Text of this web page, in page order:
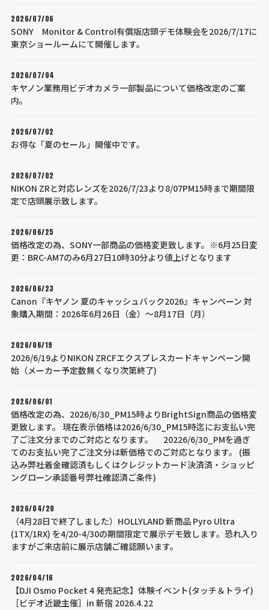
2026/07/06
SONY Monitor & Control有償版店頭デモ体験会を2026/7/17に
東京ショールームにて開催します。
2026/07/04
キヤノン業務用ビデオカメラ一部製品について価格改定のご案
内。
2026/07/02
お得な「夏のセール」開催中です。
2026/07/02
NIKON ZRと対応レンズを2026/7/23より8/07PM15時まで期間限
定で店頭展示致します。
2026/06/25
価格改定の為、SONY一部商品の価格変更致します。※6月25日変
更：BRC-AM7のみ6月27日10時30分より値上げとなります
2026/06/23
Canon『キヤノン 夏のキャッシュバック2026』キャンペーン 対
象購入期間：2026年6月26日（金）～8月17日（月）
2026/06/19
2026/6/19よりNIKON ZRCFエクスプレスカードキャンペーン開
始（メーカー予定数無くなり次第終了)
2026/06/01
価格改定の為、2026/6/30_PM15時よりBrightSign商品の価格変
更致します。 現在表示価格は2026/6/30_PM15時迄にお支払い完
了ご注文分までのご対応となります。 20226/6/30_PMを過ぎ
てのお支払い完了ご注文分は新価格でのご対応となります。 (振
込み弊社着金確認済もしくはクレジットカード決済済・ショッピ
ングローン承認番号弊社確認済ご条件)
2026/04/20
（4月28日で終了しました）HOLLYLAND 新商品 Pyro Ultra
(1TX/1RX) を4/20-4/30の期間限定で展示デモ致します。恐れ入り
ますがご来店前に展示店舗ご確認願います。
2026/04/16
【DJI Osmo Pocket 4 発売記念】体験イベント(タッチ＆トライ)
［ビデオ近畿主催］in 新宿 2026.4.22